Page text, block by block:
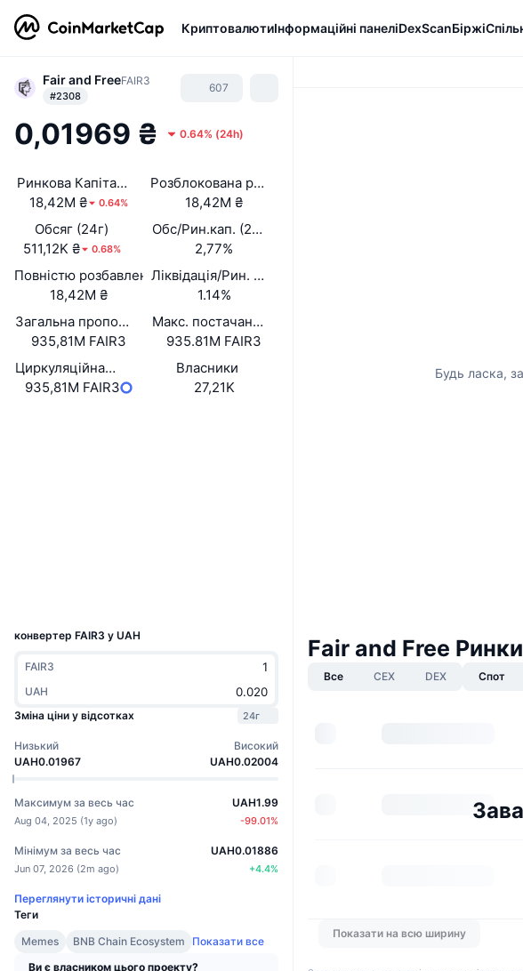
КриптовалютиІнформаційні панеліDexScanБіржі
Fair and FreeFAIR3
#2308
607
0,01969 ₴ 0.64% (24h)
Ринкова Капіталізація
18,42M ₴
0.64%
Розблокована ринкова капіталізація
18,42M ₴
Обсяг (24г)
511,12K ₴
0.68%
Обс/Рин.кап. (24 год.)
2,77%
Повністю розбавлена вартість (FDV)
18,42M ₴
Ліквідація/Рин. кап.
1.14%
Загальна пропозиція
935,81M FAIR3
Макс. постачання
935.81M FAIR3
Циркуляційна пропозиція
935,81M FAIR3
Власники
27,21K
конвертер FAIR3 у UAH
FAIR3
UAH
Зміна ціни у відсотках
24г
Низький
UAH0.01967
Високий
UAH0.02004
Максимум за весь час
Aug 04, 2025 (1y ago)
UAH1.99
-99.01%
Мінімум за весь час
Jun 07, 2026 (2m ago)
UAH0.01886
+4.4%
Переглянути історичні дані
Теги
Memes
BNB Chain Ecosystem
Показати все
Ви є власником цього проекту?
Будь ласка,
Fair and Free Ринки
Все CEX DEX Спот
Показати на всю ширину